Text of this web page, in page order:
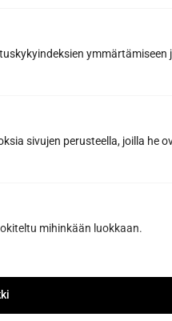
ymmärtämiseen
sivujen perusteella, joilla he
mihinkään luokkaan.
ja
eikä se sido sinua